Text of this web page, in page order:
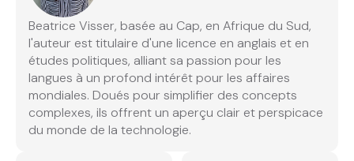
Beatrice Visser, basée au Cap, en Afrique du Sud,
l'auteur est titulaire d'une licence en anglais et en
études politiques, alliant sa passion pour les
langues à un profond intérêt pour les affaires
mondiales. Doués pour simplifier des concepts
complexes, ils offrent un aperçu clair et perspicace
du monde de la technologie.